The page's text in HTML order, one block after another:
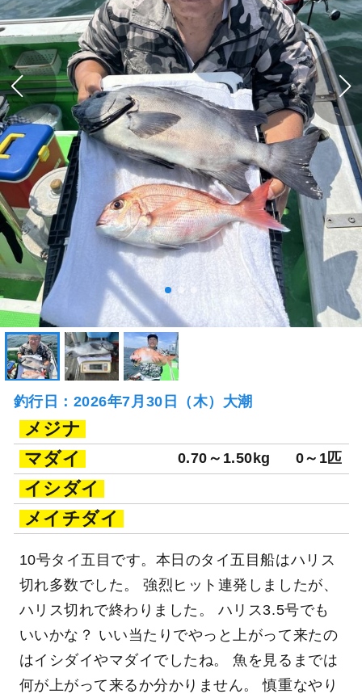
釣行日：2026年7月30日（木）大潮
メジナ
マダイ
0.70～1.50kg 0～1匹
イシダイ
メイチダイ
10号タイ五目です。本日のタイ五目船はハリス
切れ多数でした。 強烈ヒット連発しましたが、
ハリス切れで終わりました。 ハリス3.5号でも
いいかな？ いい当たりでやっと上がって来たの
はイシダイやマダイでしたね。 魚を見るまでは
何が上がって来るか分かりません。 慎重なやり